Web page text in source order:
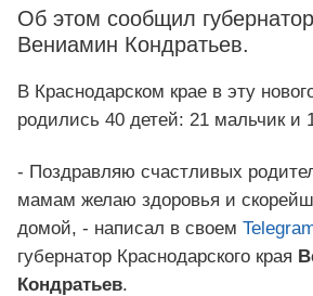
Об этом сообщил
Вениамин Кондратьев.
В Краснодарском крае в эту
родились 40 детей: 21 мальчик и
- Поздравляю счастливых
мамам желаю здоровья и
домой, - написал в своем
губернатор Краснодарского края
Кондратьев.